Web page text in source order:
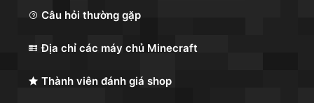
Câu hỏi thường gặp
Địa chỉ các máy chủ Minecraft
Thành viên đánh giá shop